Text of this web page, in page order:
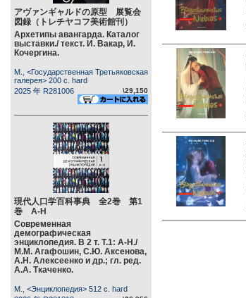
アヴァンギャルドの原型 展覧会
図録（トレチヤコフ美術館刊）
Архетипы авангарда. Каталог
выставки./ текст. И. Вакар, И.
Кочергина.
М., <Государственная Третьяковская
галерея> 200 c. hard
2025 年 R281006
\29,150
現代人口学百科事典 全2巻 第1
巻 А-Н
Современная
демографическая
энциклопедия. В 2 т. Т.1: А-Н./
М.М. Агафошин, С.Ю. Аксенова,
А.Н. Алексеенко и др.; гл. ред.
А.А. Ткаченко.
М., <Энциклопедия> 512 c. hard